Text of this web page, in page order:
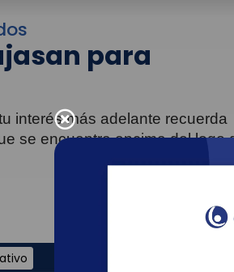
para
interés más adelante recuerda
se encuentra encima del logo